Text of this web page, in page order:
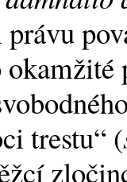
trestu“ (